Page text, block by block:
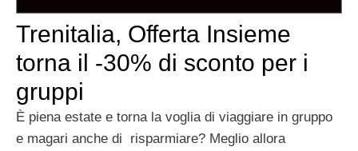
Trenitalia, Offerta Insieme
torna il -30% di sconto per i
gruppi
È piena estate e torna la voglia di viaggiare in gruppo
e magari anche di
risparmiare? Meglio allora